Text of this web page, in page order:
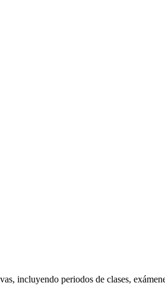
incluyendo periodos de clases,